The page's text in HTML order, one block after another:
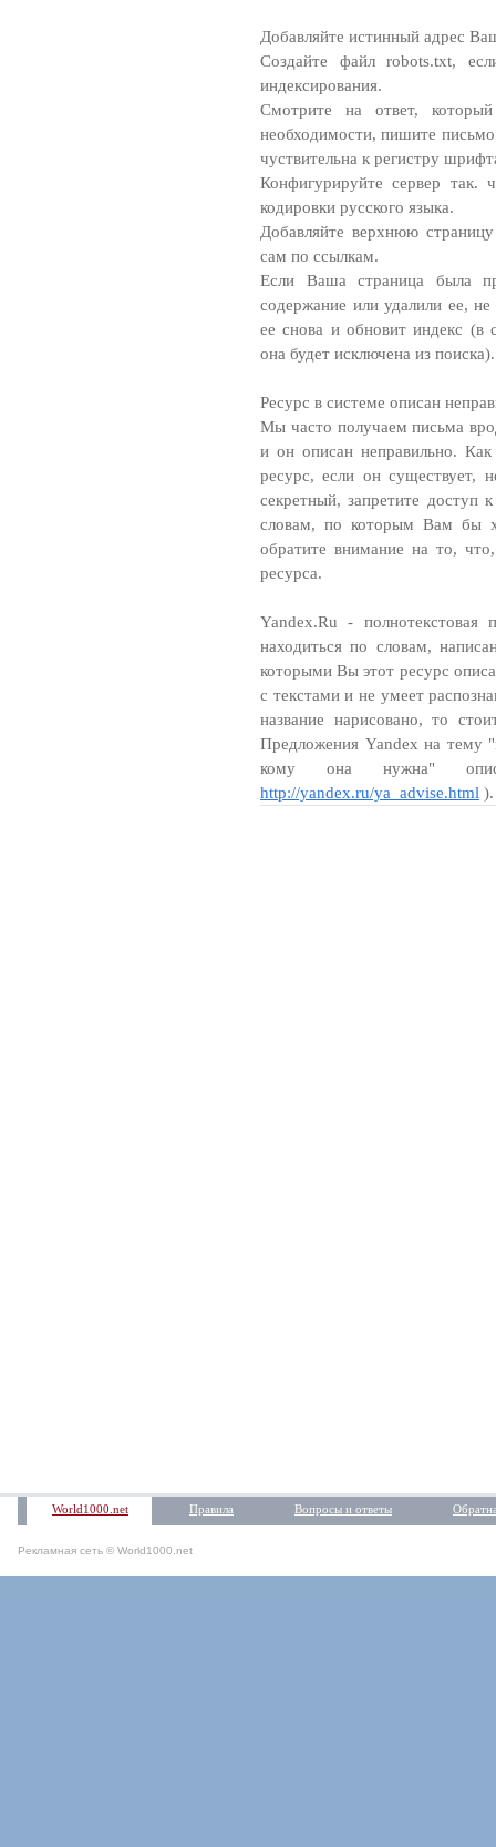
Добавляйте истинный адрес
Создайте файл robots.txt,
индексирования.
Смотрите на ответ,
необходимости, пишите
чуствительна к регистру
Конфигурируйте сервер так.
кодировки русского языка.
Добавляйте верхнюю
сам по ссылкам.
Если Ваша страница была
содержание или удалили ее,
ее снова и обновит индекс (в
она будет исключена из поиска).
Ресурс в системе описан
Мы часто получаем письма
и он описан неправильно.
ресурс, если он существует,
секретный, запретите
словам, по которым Вам бы
обратите внимание на то,
ресурса.
Yandex.Ru - полнотекстовая
находиться по словам,
которыми Вы этот ресурс
с текстами и не умеет
название нарисовано, то
Предложения Yandex на тему
кому она нужна"
http://yandex.ru/ya_advise.html ).
World1000.net Правила Вопросы и ответы
Рекламная сеть © World1000.net